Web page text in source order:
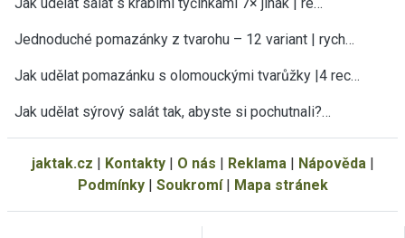
Jednoduché pomazánky z tvarohu – 12 variant | rych…
Jak udělat pomazánku s olomouckými tvarůžky |4 rec…
Jak udělat sýrový salát tak, abyste si pochutnali?…
jaktak.cz | Kontakty| O nás | Reklama | Nápověda |
Podmínky| Soukromí| Mapa stránek